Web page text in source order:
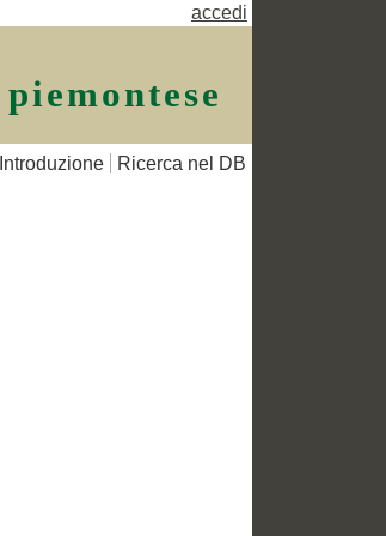
accedi
Introduzione Ricerca nel DB